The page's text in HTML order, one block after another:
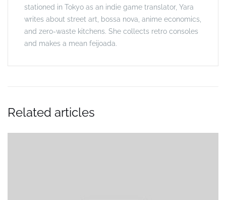
stationed in Tokyo as an indie game translator, Yara
writes about street art, bossa nova, anime economics,
and zero-waste kitchens. She collects retro consoles
and makes a mean feijoada.
Related articles